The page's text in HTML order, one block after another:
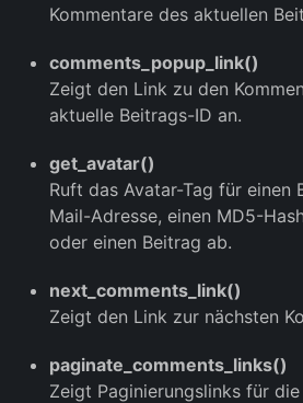
Kommentare des aktuellen
comments_popup_link()
Zeigt den Link zu den
aktuelle Beitrags-ID an.
get_avatar()
Ruft das Avatar-Tag für einen
Mail-Adresse, einen MD5-
oder einen Beitrag ab.
next_comments_link()
Zeigt den Link zur nächsten
paginate_comments_links()
Zeigt Paginierungslinks für